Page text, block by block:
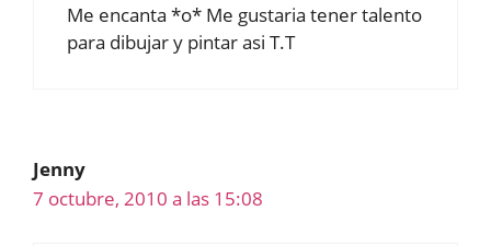
Me encanta *o* Me gustaria tener talento
para dibujar y pintar asi T.T
Jenny
7 octubre, 2010 a las 15:08